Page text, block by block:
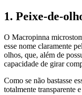
1. Peixe-de-
O Macropinna
esse nome claramente
olhos, que, além de
capacidade de girar
Como se não bastasse
totalmente transparente